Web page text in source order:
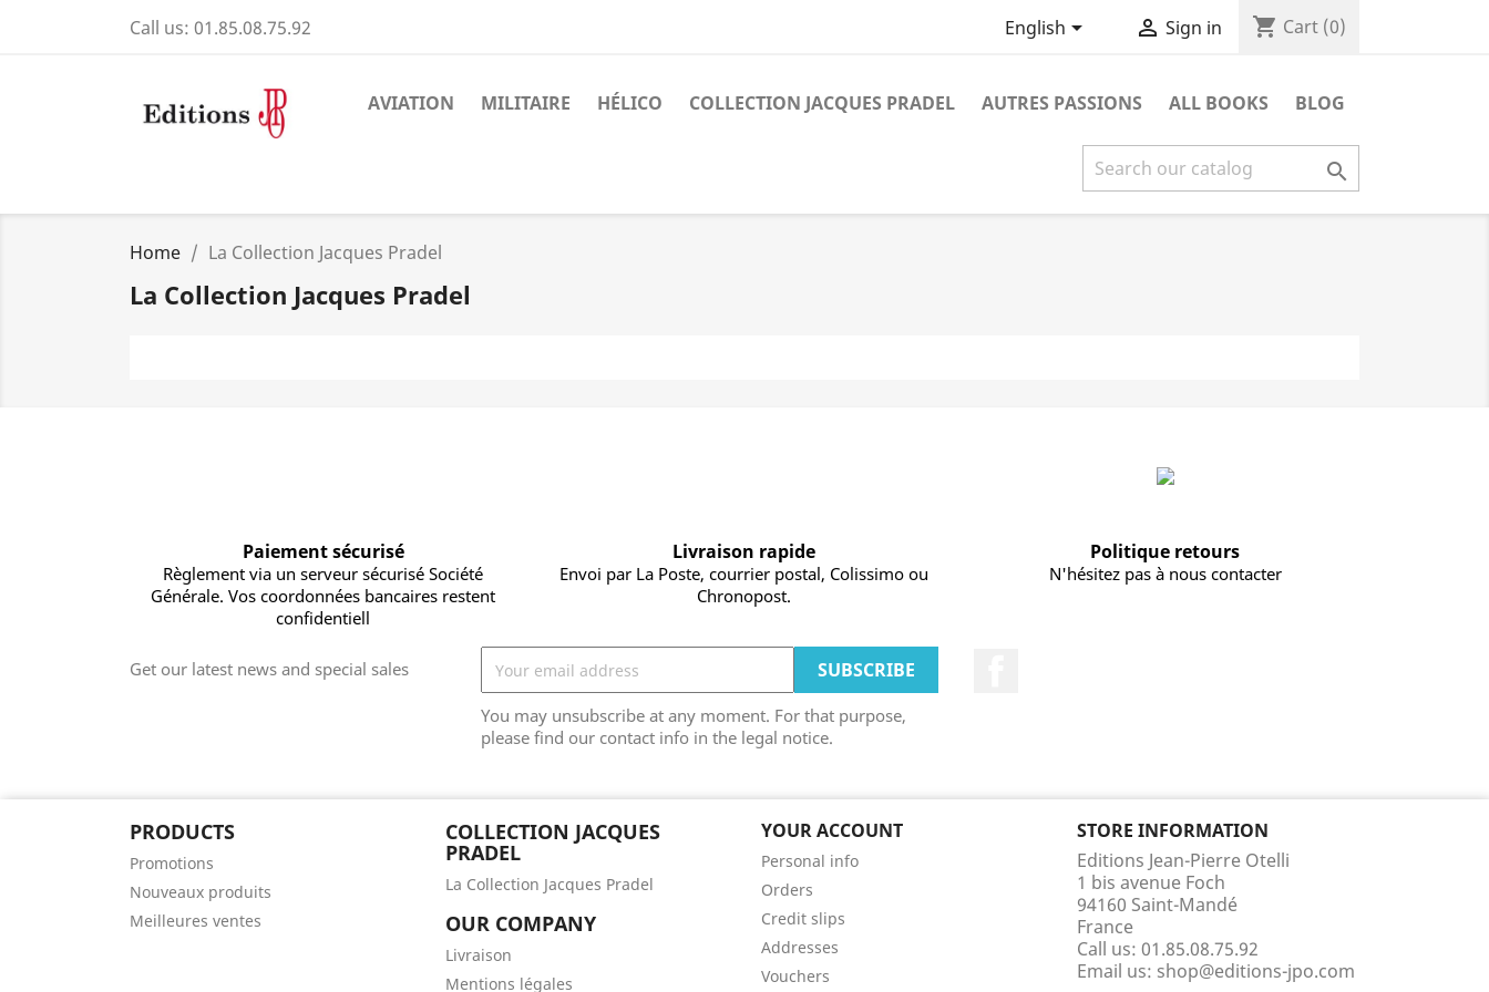
Call us: 01.85.08.75.92 English  Sign in shopping_cart Cart (0)
AVIATION MILITAIRE HÉLICO COLLECTION JACQUES PRADEL AUTRES PASSIONS ALL BOOKS BLOG

Home La Collection Jacques Pradel
La Collection Jacques Pradel
Paiement sécurisé
Règlement via un serveur sécurisé Société
Générale. Vos coordonnées bancaires restent
confidentiell
Livraison rapide
Envoi par La Poste, courrier postal, Colissimo ou
Chronopost.
Politique retours
N'hésitez pas à nous contacter
Get our latest news and special sales
You may unsubscribe at any moment. For that purpose,
please find our contact info in the legal notice.
PRODUCTS
Promotions
Nouveaux produits
Meilleures ventes
COLLECTION JACQUES
PRADEL
La Collection Jacques Pradel
OUR COMPANY
Livraison
Mentions légales
YOUR ACCOUNT
Personal info
Orders
Credit slips
Addresses
Vouchers
STORE INFORMATION
Editions Jean-Pierre Otelli
1 bis avenue Foch
94160 Saint-Mandé
France
Call us: 01.85.08.75.92
Email us: shop@editions-jpo.com